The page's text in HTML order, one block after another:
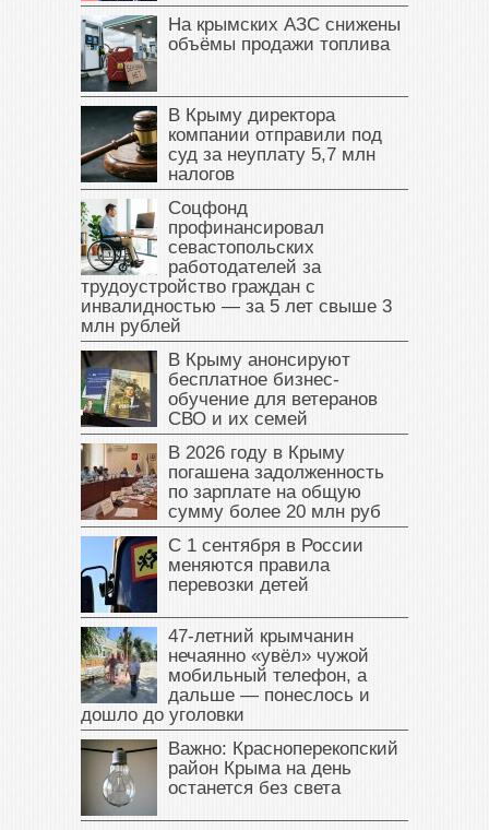
На крымских АЗС снижены
объёмы продажи топлива
В Крыму директора
компании отправили под
суд за неуплату 5,7 млн
налогов
Соцфонд
профинансировал
севастопольских
работодателей за
трудоустройство граждан с
инвалидностью — за 5 лет свыше 3
млн рублей
В Крыму анонсируют
бесплатное бизнес-
обучение для ветеранов
СВО и их семей
В 2026 году в Крыму
погашена задолженность
по зарплате на общую
сумму более 20 млн руб
С 1 сентября в России
меняются правила
перевозки детей
47‑летний крымчанин
нечаянно «увёл» чужой
мобильный телефон, а
дальше — понеслось и
дошло до уголовки
Важно: Красноперекопский
район Крыма на день
останется без света